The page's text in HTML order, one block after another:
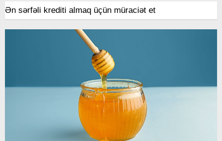
Ən sərfəli krediti almaq üçün müraciət et